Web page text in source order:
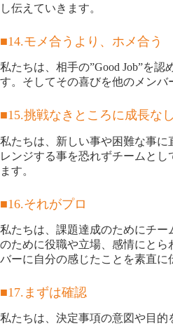
し伝えていきます。
■14.モメ合うより、ホメ合う
私たちは、相手の”Good Job”を認
す。そしてその喜びを他のメンバ
■15.挑戦なきところに成長なし
私たちは、新しい事や困難な事に
レンジする事を恐れずチームと
ます。
■16.それがプロ
私たちは、課題達成のためにチ
のために役職や立場、感情にと
バーに自分の感じたことを素直に
■17.まずは確認
私たちは、決定事項の意図や目